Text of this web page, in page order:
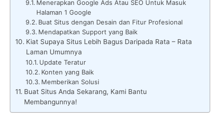
Menerapkan Google Ads Atau SEO Untuk Masuk
Halaman 1 Google
Buat Situs dengan Desain dan Fitur Profesional
Mendapatkan Support yang Baik
Kiat Supaya Situs Lebih Bagus Daripada Rata – Rata
Laman Umumnya
Update Teratur
Konten yang Baik
Memberikan Solusi
Buat Situs Anda Sekarang, Kami Bantu
Membangunnya!